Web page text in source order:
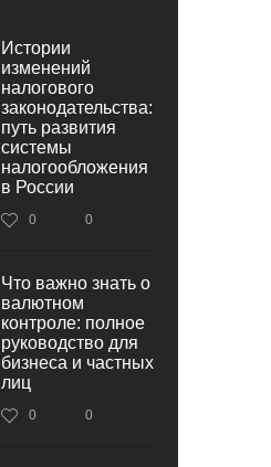
Истории
изменений
налогового
законодательства:
путь развития
системы
налогообложения
в России
0 0
Что важно знать о
валютном
контроле: полное
руководство для
бизнеса и частных
лиц
0 0